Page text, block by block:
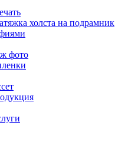
холста на подрамник
фото